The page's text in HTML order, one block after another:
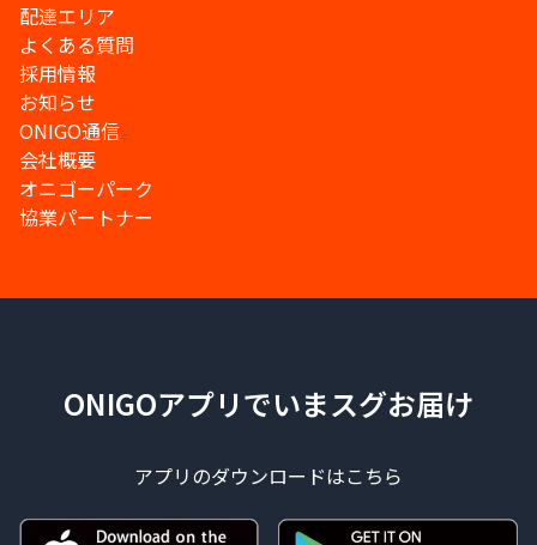
配達エリア
よくある質問
採用情報
お知らせ
ONIGO通信
会社概要
オニゴーパーク
協業パートナー
ONIGOアプリでいまスグお届け
アプリのダウンロードはこちら